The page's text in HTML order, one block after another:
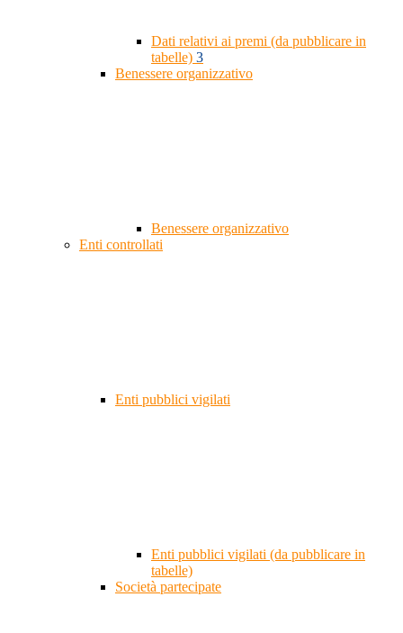
Dati relativi ai premi (da pubblicare in
tabelle) 3
Benessere organizzativo
Benessere organizzativo
Enti controllati
Enti pubblici vigilati
Enti pubblici vigilati (da pubblicare in
tabelle)
Società partecipate